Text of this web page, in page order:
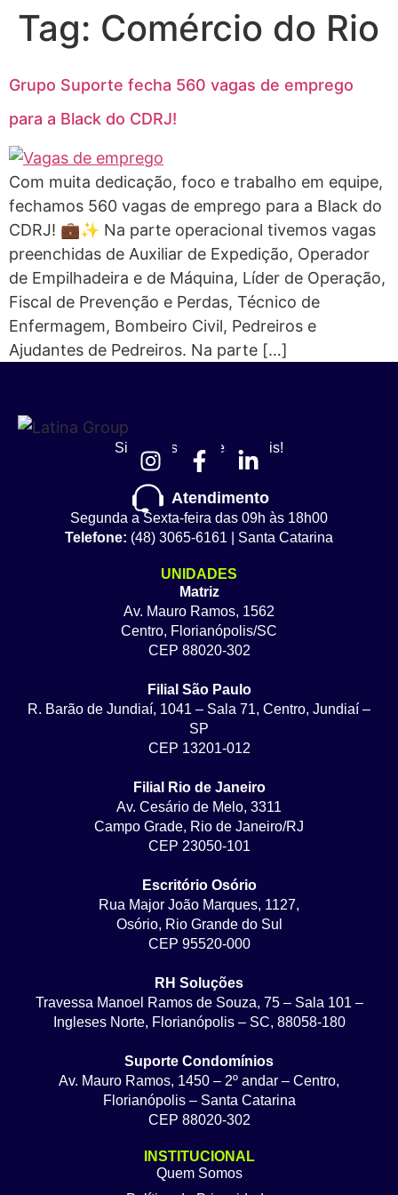
Tag: Comércio do Rio
Grupo Suporte fecha 560 vagas de emprego
para a Black do CDRJ!
Com muita dedicação, foco e trabalho em equipe,
fechamos 560 vagas de emprego para a Black do
CDRJ! 💼✨ Na parte operacional tivemos vagas
preenchidas de Auxiliar de Expedição, Operador
de Empilhadeira e de Máquina, Líder de Operação,
Fiscal de Prevenção e Perdas, Técnico de
Enfermagem, Bombeiro Civil, Pedreiros e
Ajudantes de Pedreiros. Na parte […]
Siga nossas redes sociais!
Atendimento
Segunda a Sexta-feira das 09h às 18h00
Telefone: (48) 3065-6161 | Santa Catarina
UNIDADES
Matriz
Av. Mauro Ramos, 1562
Centro, Florianópolis/SC
CEP 88020-302
Filial São Paulo
R. Barão de Jundiaí, 1041 – Sala 71, Centro, Jundiaí –
SP
CEP 13201-012
Filial Rio de Janeiro
Av. Cesário de Melo, 3311
Campo Grade, Rio de Janeiro/RJ
CEP 23050-101
Escritório Osório
Rua Major João Marques, 1127,
Osório, Rio Grande do Sul
CEP 95520-000
RH Soluções
Travessa Manoel Ramos de Souza, 75 – Sala 101 –
Ingleses Norte, Florianópolis – SC, 88058-180
Suporte Condomínios
Av. Mauro Ramos, 1450 – 2º andar – Centro,
Florianópolis – Santa Catarina
CEP 88020-302
INSTITUCIONAL
Quem Somos